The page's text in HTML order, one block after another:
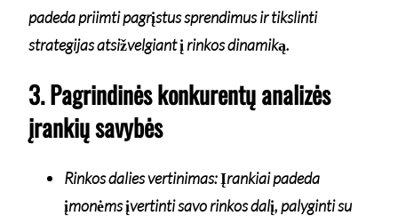
padeda priimti pagrįstus sprendimus ir tikslinti
strategijas atsižvelgiant į rinkos dinamiką.
3. Pagrindinės konkurentų analizės
įrankių savybės
Rinkos dalies vertinimas: Įrankiai padeda
įmonėms įvertinti savo rinkos dalį, palyginti su